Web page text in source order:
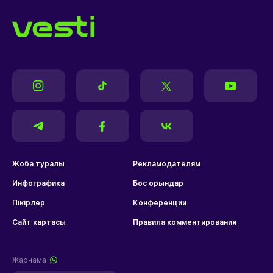
Жоба туралы Рекламодателям
Инфографика Бос орындар
Пікірлер Конференции
Сайт картасы Правила комментирования
Жарнама